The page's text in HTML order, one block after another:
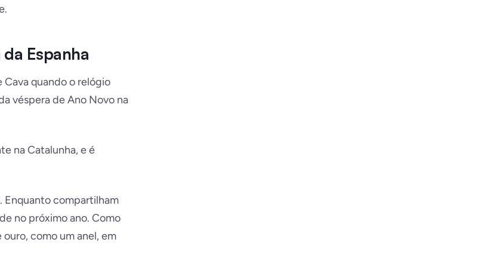
Espanha
quando o relógio
véspera de Ano Novo na
na Catalunha, e é
Enquanto compartilham
no próximo ano. Como
como um anel, em